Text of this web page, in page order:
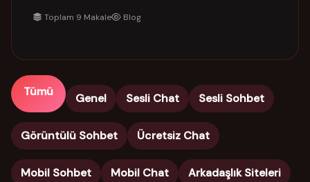
Toplam 9 Makale Blog
Tümü Genel Sesli Chat Sesli Sohbet
Görüntülü Sohbet Ücretsiz Chat
Mobil Sohbet Mobil Chat Arkadaşlık Siteleri